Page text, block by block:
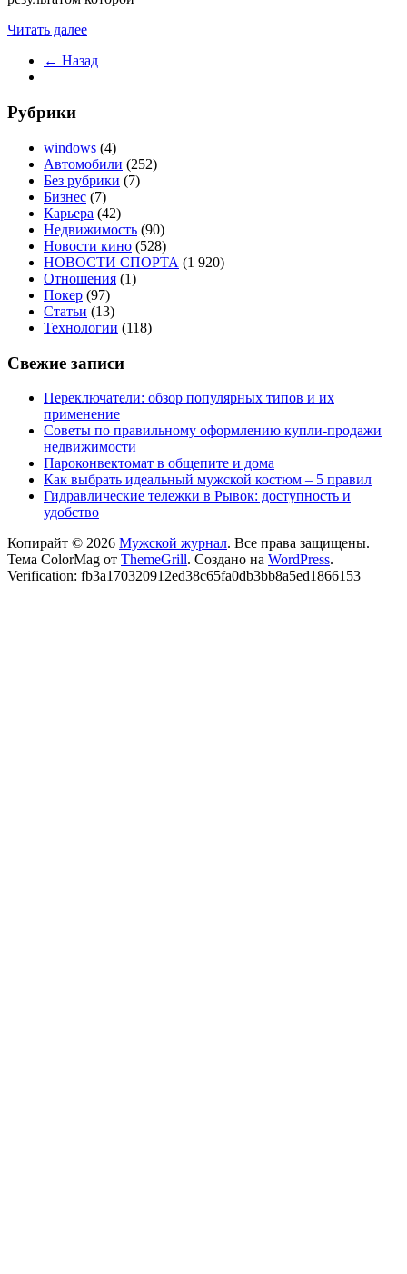
Читать далее
← Назад
Рубрики
windows (4)
Автомобили (252)
Без рубрики (7)
Бизнес (7)
Карьера (42)
Недвижимость (90)
Новости кино (528)
НОВОСТИ СПОРТА (1 920)
Отношения (1)
Покер (97)
Статьи (13)
Технологии (118)
Свежие записи
Переключатели: обзор популярных типов и их
применение
Советы по правильному оформлению купли-продажи
недвижимости
Пароконвектомат в общепите и дома
Как выбрать идеальный мужской костюм – 5 правил
Гидравлические тележки в Рывок: доступность и
удобство
Копирайт © 2026 Мужской журнал. Все права защищены.
Тема ColorMag от ThemeGrill. Создано на WordPress.
Verification: fb3a170320912ed38c65fa0db3bb8a5ed1866153